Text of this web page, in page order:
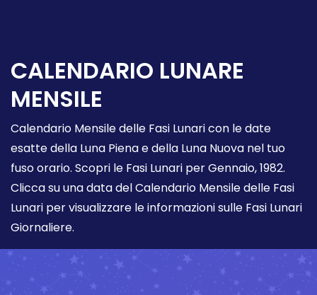
CALENDARIO LUNARE
MENSILE
Calendario Mensile delle Fasi Lunari con le date
esatte della Luna Piena e della Luna Nuova nel tuo
fuso orario. Scopri le Fasi Lunari per Gennaio, 1982.
Clicca su una data del Calendario Mensile delle Fasi
Lunari per visualizzare le informazioni sulle Fasi Lunari
Giornaliere.